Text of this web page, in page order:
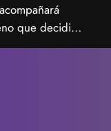
que decidió
impacto.